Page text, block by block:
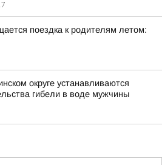
поездка к родителям летом:
округе устанавливаются
гибели в воде мужчины